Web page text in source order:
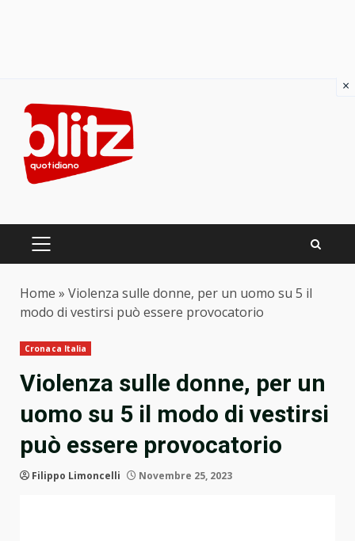
content
PRIMARY
Home » Violenza sulle donne, per un uomo su 5 il
modo di vestirsi può essere provocatorio
Cronaca Italia
Violenza sulle donne, per un
uomo su 5 il modo di vestirsi
può essere provocatorio
Filippo Limoncelli Novembre 25, 2023
×